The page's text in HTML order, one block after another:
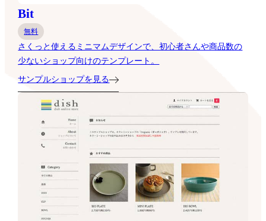
Bit
無料
さくっと使えるミニマムデザインで、初心者さんや商品数の
少ないショップ向けのテンプレート。
サンプルショップを見る